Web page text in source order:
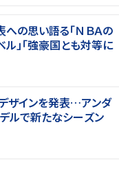
の思い語る「ＮＢＡの
」「強豪国とも対等に
ザインを発表…アンダ
ルで新たなシーズン